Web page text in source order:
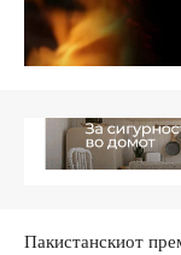
Пакистанскиот